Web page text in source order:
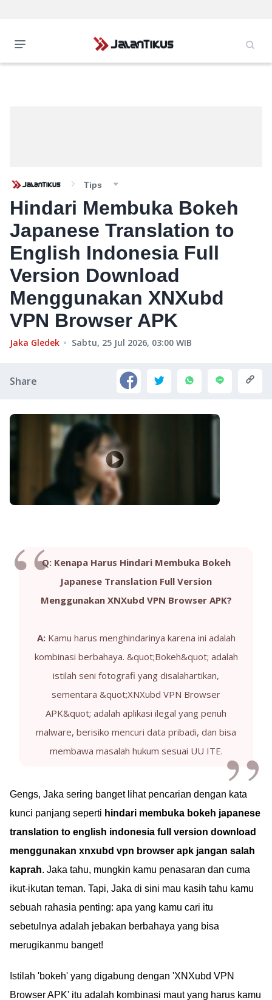
Tips
Hindari Membuka Bokeh
Japanese Translation to
English Indonesia Full
Version Download
Menggunakan XNXubd
VPN Browser APK
Jaka Gledek Sabtu, 25 Jul 2026, 03:00 WIB
Share
Q: Kenapa Harus Hindari Membuka Bokeh
Japanese Translation Full Version
Menggunakan XNXubd VPN Browser APK?
A:Kamu harus menghindarinya karena ini adalah
kombinasi berbahaya. &quot;Bokeh&quot; adalah
istilah seni fotografi yang disalahartikan,
sementara &quot;XNXubd VPN Browser
APK&quot; adalah aplikasi ilegal yang penuh
malware, berisiko mencuri data pribadi, dan bisa
membawa masalah hukum sesuai UU ITE.
Gengs, Jaka sering banget lihat pencarian dengan kata
kunci panjang seperti hindari membuka bokeh japanese
translation to english indonesia full version download
menggunakan xnxubd vpn browser apk jangan salah
kaprah. Jaka tahu, mungkin kamu penasaran dan cuma
ikut-ikutan teman. Tapi, Jaka di sini mau kasih tahu kamu
sebuah rahasia penting: apa yang kamu cari itu
sebetulnya adalah jebakan berbahaya yang bisa
merugikanmu banget!
Istilah 'bokeh' yang digabung dengan 'XNXubd VPN
Browser APK' itu adalah kombinasi maut yang harus kamu